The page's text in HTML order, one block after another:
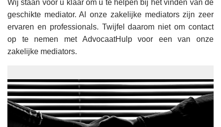
Wij staan voor u klaar om u te helpen bij het vinden van de
geschikte mediator. Al onze zakelijke mediators zijn zeer
ervaren en professionals. Twijfel daarom niet om contact
op te nemen met AdvocaatHulp voor een van onze
zakelijke mediators.